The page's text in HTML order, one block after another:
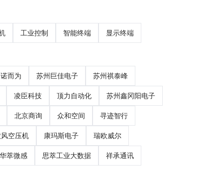
工业控制 智能终端 显示终端
诺而为 苏州巨佳电子 苏州祺泰峰
凌臣科技 顶力自动化 苏州鑫冈阳电子
北京商询 众和空间 寻迹智行
空压机 康玛斯电子 瑞欧威尔
华萃微感 思萃工业大数据 祥承通讯